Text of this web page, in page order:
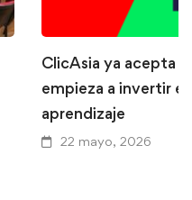
ClicAsia ya acepta
empieza a invertir
aprendizaje
22 mayo, 2026